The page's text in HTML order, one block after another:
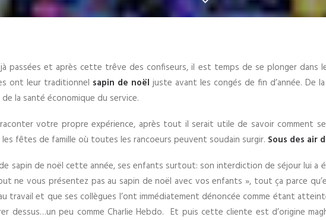
passées et après cette trêve des confiseurs, il est temps de se plonger dans
ont leur traditionnel sapin de noël juste avant les congés de fin d’année. De
la santé économique du service.
votre propre expérience, après tout il serait utile de savoir comment
fêtes de famille où toutes les rancoeurs peuvent soudain surgir. Sous des air
sapin de noël cette année, ses enfants surtout: son interdiction de séjour lui a
ne vous présentez pas au sapin de noël avec vos enfants », tout ça parce
travail et que ses collègues l’ont immédiatement dénoncée comme étant
dessus…un peu comme Charlie Hebdo. Et puis cette cliente est d’origine